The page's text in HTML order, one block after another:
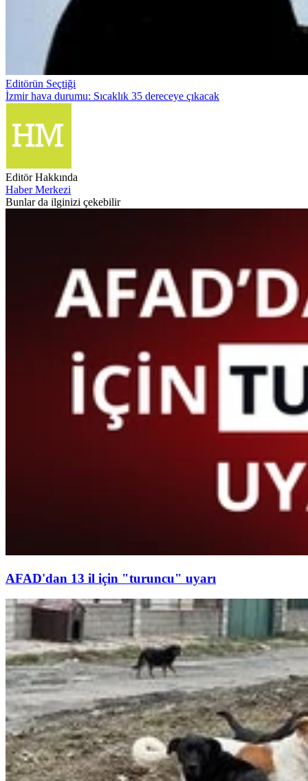
Editörün Seçtiği
İzmir hava durumu: Sıcaklık 35 dereceye çıkacak
Editör Hakkında
Haber Merkezi
Bunlar da ilginizi çekebilir
AFAD'dan 13 il için "turuncu" uyarı